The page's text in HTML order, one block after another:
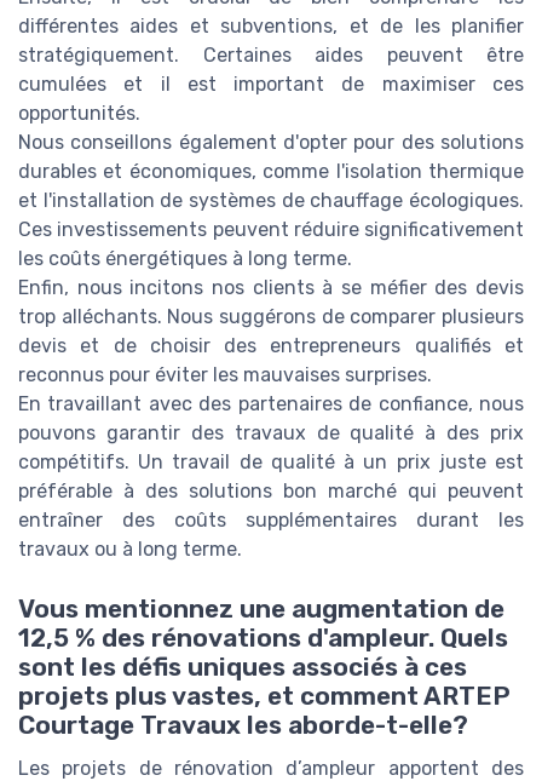
différentes aides et subventions, et de les planifier
stratégiquement. Certaines aides peuvent être
cumulées et il est important de maximiser ces
opportunités.
Nous conseillons également d'opter pour des solutions
durables et économiques, comme l'isolation thermique
et l'installation de systèmes de chauffage écologiques.
Ces investissements peuvent réduire significativement
les coûts énergétiques à long terme.
Enfin, nous incitons nos clients à se méfier des devis
trop alléchants. Nous suggérons de comparer plusieurs
devis et de choisir des entrepreneurs qualifiés et
reconnus pour éviter les mauvaises surprises.
En travaillant avec des partenaires de confiance, nous
pouvons garantir des travaux de qualité à des prix
compétitifs. Un travail de qualité à un prix juste est
préférable à des solutions bon marché qui peuvent
entraîner des coûts supplémentaires durant les
travaux ou à long terme.
Vous mentionnez une augmentation de
12,5 % des rénovations d'ampleur. Quels
sont les défis uniques associés à ces
projets plus vastes, et comment ARTEP
Courtage Travaux les aborde-t-elle?
Les projets de rénovation d’ampleur apportent des